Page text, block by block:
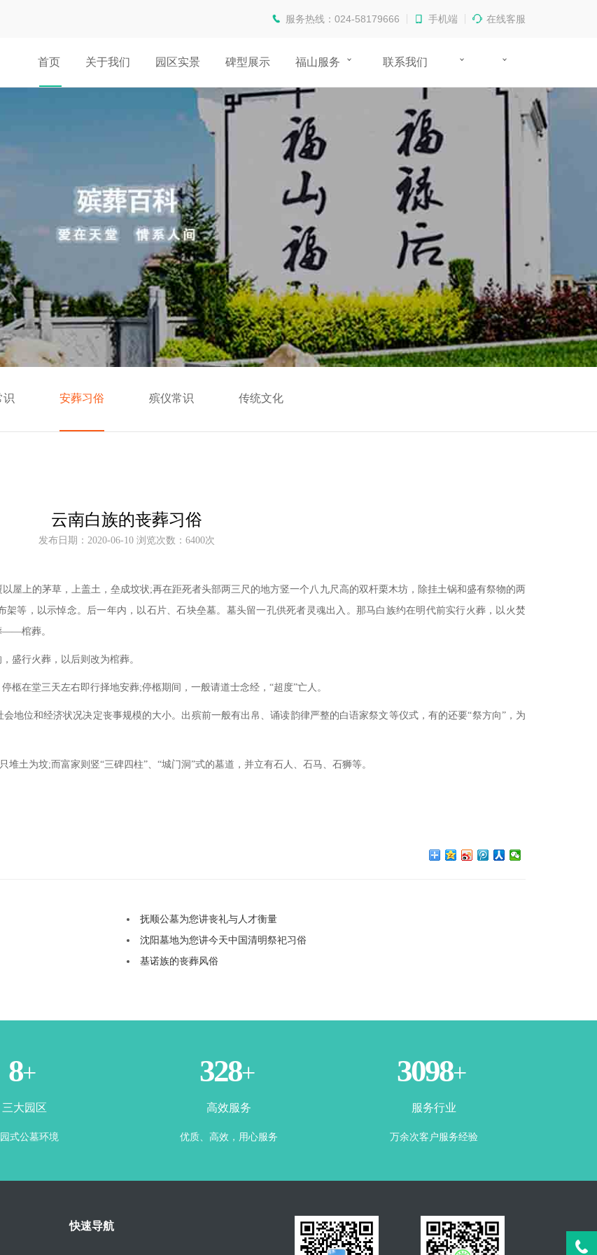
服务热线：024-58179666 手机端 在线客服
首页 关于我们 园区实景 碑型展示 福山服务 联系我们
识 安葬习俗 殡仪常识 传统文化
云南白族的丧葬习俗
发布日期：2020-06-10 浏览次数：6400次
屋上的茅草，上盖土，垒成坟状;再在距死者头部两三尺的地方竖一个八九尺高的双杆栗木坊，除挂土锅和盛有祭物的两
等，以示悼念。后一年内，以石片、石块垒墓。墓头留一孔供死者灵魂出入。那马白族约在明代前实行火葬，以火焚
——棺葬。
盛行火葬，以后则改为棺葬。
柩在堂三天左右即行择地安葬;停柩期间，一般请道士念经，“超度”亡人。
地位和经济状况决定丧事规模的大小。出殡前一般有出帛、诵读韵律严整的白语家祭文等仪式，有的还要“祭方向”，为
堆土为坟;而富家则竖“三碑四柱”、“城门洞”式的墓道，并立有石人、石马、石狮等。
抚顺公墓为您讲丧礼与人才衡量
沈阳墓地为您讲今天中国清明祭祀习俗
基诺族的丧葬风俗
3+
三大园区
式公墓环境
365+
高效服务
优质、高效，用心服务
3500+
服务行业
万余次客户服务经验
快速导航